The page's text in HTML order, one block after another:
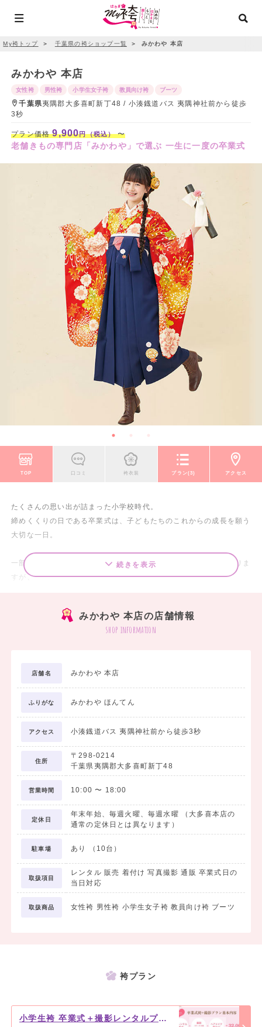
My袴トップ ＞ 千葉県の袴ショップ一覧 ＞ みかわや 本店
みかわや 本店
女性袴 男性袴 小学生女子袴 教員向け袴 ブーツ
千葉県夷隅郡大多喜町新丁48 / 小湊鐡道バス 夷隅神社前から徒歩
3秒
プラン価格9,900円（税込）〜
老舗きもの専門店「みかわや」で選ぶ 一生に一度の卒業式
TOP 口コミ 袴衣装 プラン(3) アクセス
たくさんの思い出が詰まった小学校時代。
締めくくりの日である卒業式は、子どもたちのこれからの成長を願う
大切な一日。
一部の地域の小学校では、卒業式に中学校の制服を着る文化がありま
すが、
♡ きちんとした身なりで気持ち新たに
美しく華やかな和の装いで迎える卒業式。
子どもたちはいつもより輝きを増し、一生の思い出となるでしょう。
大切な節目の日、
きもの専門店みかわやの小学生袴で
電話予約、公式Webサイトより承っております。
② 「商品コード」の番号をお知らせください
続きを表示
みかわや 本店の店舗情報
shop information
店舗名 みかわや 本店
ふりがな みかわや ほんてん
アクセス 小湊鐡道バス 夷隅神社前から徒歩3秒
住所
〒298-0214
千葉県夷隅郡大多喜町新丁48
営業時間 10:00 〜 18:00
定休日
年末年始、毎週火曜、毎週水曜 （大多喜本店の
通常の定休日とは異なります）
駐車場 あり （10台）
取扱項目
レンタル 販売 着付け 写真撮影 通販 卒業式日の
当日対応
取扱商品 女性袴 男性袴 小学生女子袴 教員向け袴 ブーツ
袴プラン
小学生袴 卒業式＋撮影レンタルプラン